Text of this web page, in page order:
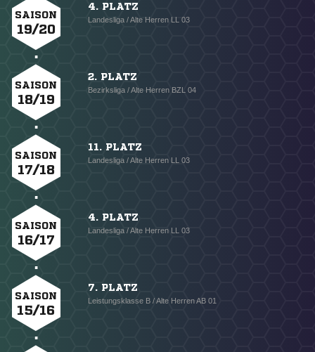
SAISON
19/20
4. PLATZ
Landesliga / Alte Herren LL 03
SAISON
18/19
2. PLATZ
Bezirksliga / Alte Herren BZL 04
SAISON
17/18
11. PLATZ
Landesliga / Alte Herren LL 03
SAISON
16/17
4. PLATZ
Landesliga / Alte Herren LL 03
SAISON
15/16
7. PLATZ
Leistungsklasse B / Alte Herren AB 01